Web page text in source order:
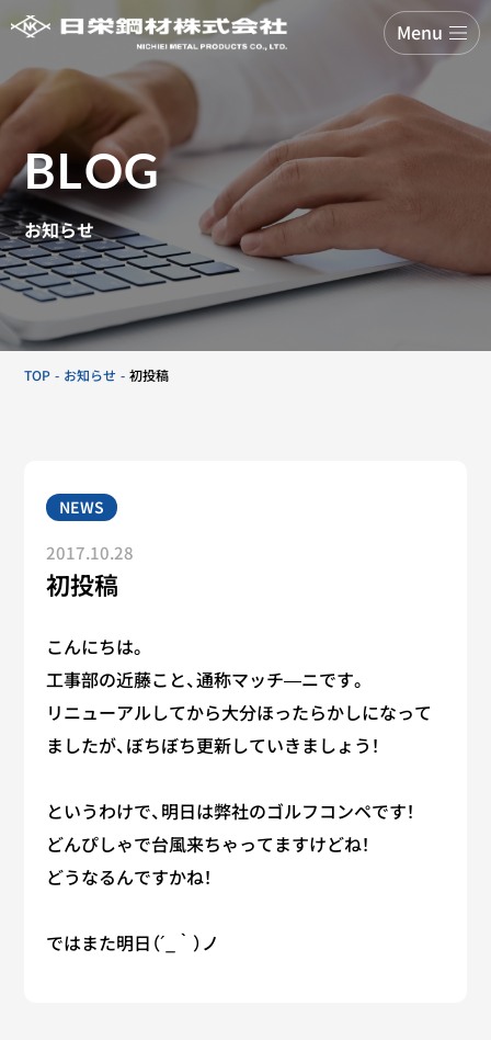
Menu
BLOG
お知らせ
TOP お知らせ 初投稿
NEWS
2017.10.28
初投稿
こんにちは。
工事部の近藤こと、通称マッチ―ニです。
リニューアルしてから大分ほったらかしになって
ましたが、ぼちぼち更新していきましょう！
というわけで、明日は弊社のゴルフコンペです！
どんぴしゃで台風来ちゃってますけどね！
どうなるんですかね！
ではまた明日（´_｀）ノ